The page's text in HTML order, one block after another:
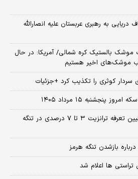
به رهبری عربستان علیه انصارالله
موشک بالستیک کره شمالی/ آمریکا: در حال
موشک‌های اخیر هستیم
سردار کوثری را تکذیب کرد +جزئیات
پنجشنبه ۱۵ مرداد ۱۴۰۵
رویترز: ایران و عمان برای تعیین تعرفه ترانزیت ۳ تا ۷ درصدی در تنگه
بازشدن تنگه هرمز
تراستی ها اعلام شد